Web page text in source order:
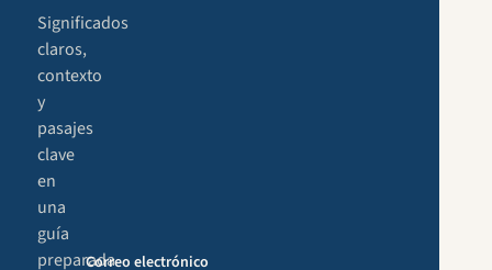
Significados
claros,
contexto
y
pasajes
clave
en
una
guía
preparadaCorreo electrónico